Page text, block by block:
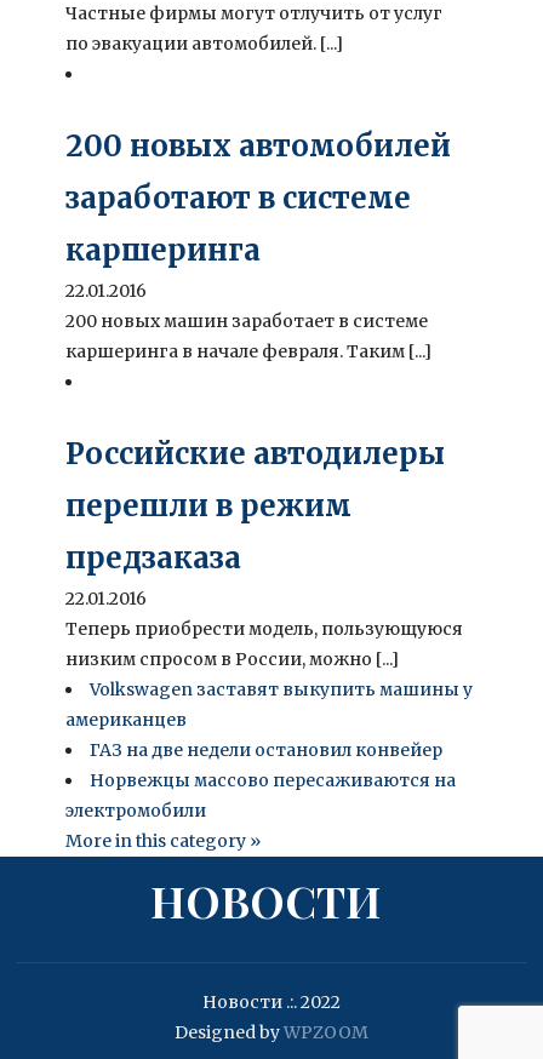
Частные фирмы могут отлучить от услуг
по эвакуации автомобилей. [...]
200 новых автомобилей
заработают в системе
каршеринга
22.01.2016
200 новых машин заработает в системе
каршеринга в начале февраля. Таким [...]
Российские автодилеры
перешли в режим
предзаказа
22.01.2016
Теперь приобрести модель, пользующуюся
низким спросом в России, можно [...]
Volkswagen заставят выкупить машины у
американцев
ГАЗ на две недели остановил конвейер
Норвежцы массово пересаживаются на
электромобили
More in this category »
НОВОСТИ
Новости .:. 2022
Designed byWPZOOM